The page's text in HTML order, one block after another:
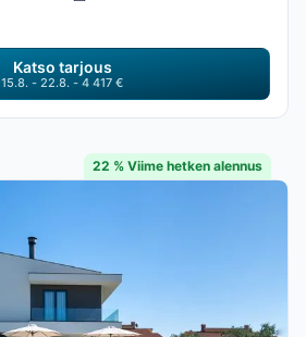
Katso tarjous
15.8. - 22.8. - 4 417 €
22 % Viime hetken alennus